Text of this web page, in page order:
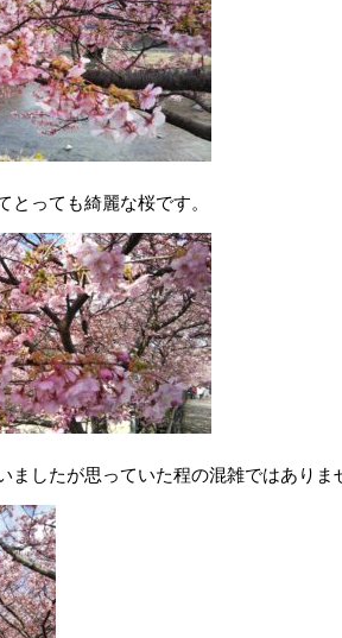
とっても綺麗な桜です。
ましたが思っていた程の混雑ではありま